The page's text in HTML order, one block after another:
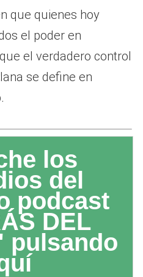
que quienes hoy
el poder en
el verdadero control
se define en
los
del
podcast
DEL
pulsando